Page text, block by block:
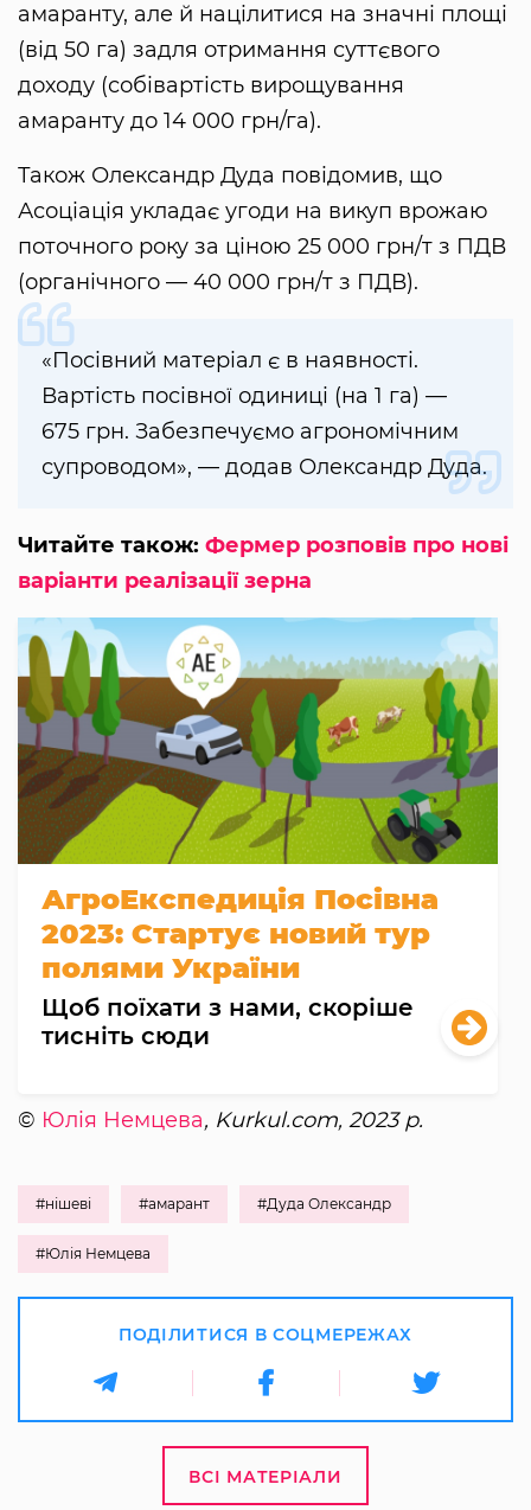
амаранту, але й націлитися на значні площі
(від 50 га) задля отримання суттєвого
доходу (собівартість вирощування
амаранту до 14 000 грн/га).
Також Олександр Дуда повідомив, що
Асоціація укладає угоди на викуп врожаю
поточного року за ціною 25 000 грн/т з ПДВ
(органічного — 40 000 грн/т з ПДВ).
«Посівний матеріал є в наявності.
Вартість посівної одиниці (на 1 га) —
675 грн. Забезпечуємо агрономічним
супроводом», — додав Олександр Дуда.
Читайте також: Фермер розповів про нові
варіанти реалізації зерна
АгроЕкспедиція Посівна
2023: Стартує новий тур
полями України
Щоб поїхати з нами, скоріше
тисніть сюди
© Юлія Немцева, Kurkul.com, 2023 р.
#нішеві #амарант #Дуда Олександр
#Юлія Немцева
ПОДІЛИТИСЯ В СОЦМЕРЕЖАХ
ВСІ МАТЕРІАЛИ